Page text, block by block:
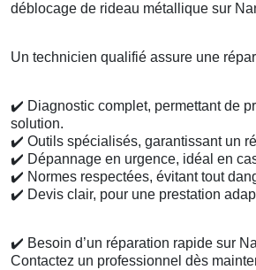
déblocage de rideau métallique sur
Un technicien qualifié assure une
✔️ Diagnostic complet, permettant de
solution.
✔️ Outils spécialisés, garantissant un
✔️ Dépannage en urgence, idéal en
✔️ Normes respectées, évitant tout
✔️ Devis clair, pour une prestation
✔️ Besoin d’un réparation rapide sur
Contactez un professionnel dès